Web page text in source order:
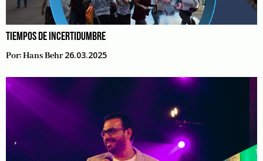
TIEMPOS DE INCERTIDUMBRE
Por:Hans Behr 26.03.2025